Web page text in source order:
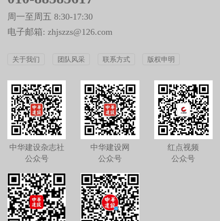
周一至周五 8:30-17:30
电子邮箱: zhjszzs@126.com
关于我们 团队风采 联系方式 版权申明
中华建设杂志社
公众号
中华建设网
公众号
红点视频
公众号